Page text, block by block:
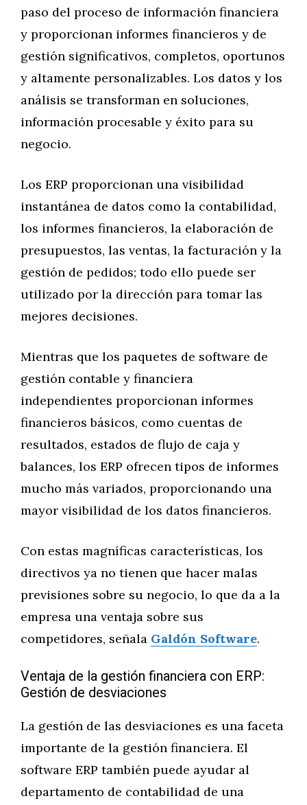
paso del proceso de información financiera
y proporcionan informes financieros y de
gestión significativos, completos, oportunos
y altamente personalizables. Los datos y los
análisis se transforman en soluciones,
información procesable y éxito para su
negocio.
Los ERP proporcionan una visibilidad
instantánea de datos como la contabilidad,
los informes financieros, la elaboración de
presupuestos, las ventas, la facturación y la
gestión de pedidos; todo ello puede ser
utilizado por la dirección para tomar las
mejores decisiones.
Mientras que los paquetes de software de
gestión contable y financiera
independientes proporcionan informes
financieros básicos, como cuentas de
resultados, estados de flujo de caja y
balances, los ERP ofrecen tipos de informes
mucho más variados, proporcionando una
mayor visibilidad de los datos financieros.
Con estas magníficas características, los
directivos ya no tienen que hacer malas
previsiones sobre su negocio, lo que da a la
empresa una ventaja sobre sus
competidores, señala Galdón Software.
Ventaja de la gestión financiera con ERP:
Gestión de desviaciones
La gestión de las desviaciones es una faceta
importante de la gestión financiera. El
software ERP también puede ayudar al
departamento de contabilidad de una